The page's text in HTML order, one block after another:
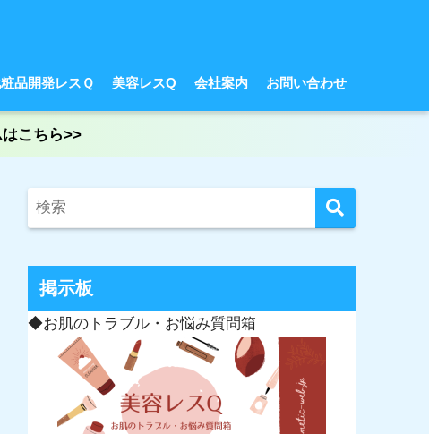
品開発レスＱ 美容レスQ 会社案内 お問い合わせ
こちら>>
掲示板
◆お肌のトラブル・お悩み質問箱